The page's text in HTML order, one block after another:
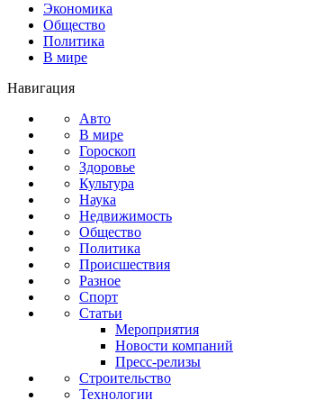
Экономика
Общество
Политика
В мире
Навигация
Авто
В мире
Гороскоп
Здоровье
Культура
Наука
Недвижимость
Общество
Политика
Происшествия
Разное
Спорт
Статьи
Мероприятия
Новости компаний
Пресс-релизы
Строительство
Технологии